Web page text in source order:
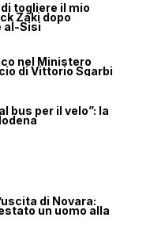
togliere il mio
Zaki dopo
al-Sisi
nel Ministero
di Vittorio Sgarbi
bus per il velo”: la
di Novara:
un uomo alla